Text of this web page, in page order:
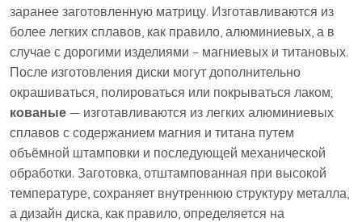
заранее заготовленную матрицу. Изготавливаются из
более легких сплавов, как правило, алюминиевых, а в
случае с дорогими изделиями – магниевых и титановых.
После изготовления диски могут дополнительно
окрашиваться, полироваться или покрываться лаком;
кованые — изготавливаются из легких алюминиевых
сплавов с содержанием магния и титана путем
объёмной штамповки и последующей механической
обработки. Заготовка, отштампованная при высокой
температуре, сохраняет внутреннюю структуру металла,
а дизайн диска, как правило, определяется на